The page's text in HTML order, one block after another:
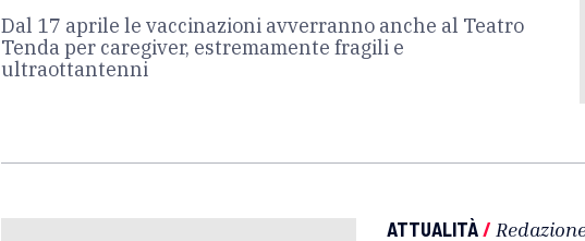
Dal 17 aprile le vaccinazioni avverranno anche al Teatro
Tenda per caregiver, estremamente fragili e
ultraottantenni
ATTUALITÀ/